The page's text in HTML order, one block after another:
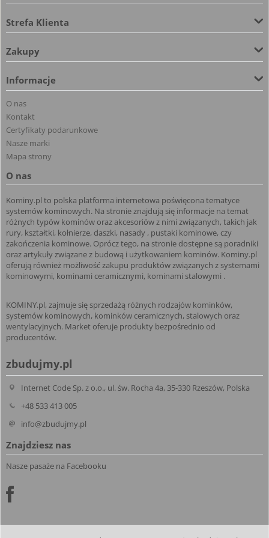
Strefa Klienta
Zakupy
Informacje
O nas
Kontakt
Certyfikaty podarunkowe
Nasze marki
Mapa strony
O nas
Kominy.pl to polska platforma internetowa poświęcona tematyce
systemów kominowych. Na stronie znajdują się informacje na temat
różnych typów kominów oraz akcesoriów z nimi związanych, takich jak
rury, kształtki, kołnierze, daszki, nasady , pustaki kominowe, czy
zakończenia kominowe. Oprócz tego, na stronie dostępne są poradniki
oraz artykuły związane z budową i użytkowaniem kominów. Kominy.pl
oferują również możliwość zakupu produktów związanych z systemami
kominowymi, kominami ceramicznymi, kominami stalowymi .
KOMINY.pl, zajmuje się sprzedażą różnych rodzajów kominków,
systemów kominowych, kominków ceramicznych, stalowych oraz
wentylacyjnych. Market oferuje produkty bezpośrednio od
producentów.
zbudujmy.pl
Internet Code Sp. z o.o., ul. św. Rocha 4a, 35-330 Rzeszów, Polska
+48 533 413 005
info@zbudujmy.pl
Znajdziesz nas
Nasze pasaże na Facebooku